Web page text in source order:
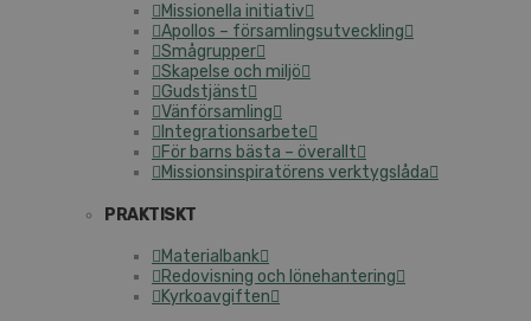
Missionella initiativ
Apollos – församlingsutveckling
Smågrupper
Skapelse och miljö
Gudstjänst
Vänförsamling
Integrationsarbete
För barns bästa – överallt
Missionsinspiratörens verktygslåda
PRAKTISKT
Materialbank
Redovisning och lönehantering
Kyrkoavgiften